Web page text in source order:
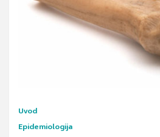
Uvod
Epidemiologija